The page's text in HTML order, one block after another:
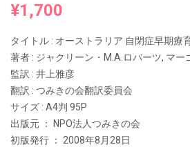
¥1,700
タイトル : オーストラリア 自閉症早期療
著者 : ジャクリーン・M.A.ロバーツ, マー
監訳 : 井上雅彦
翻訳 : つみきの会翻訳委員会
サイズ : A4判 95P
出版元 ： NPO法人つみきの会
初版発行 ： 2008年8月28日